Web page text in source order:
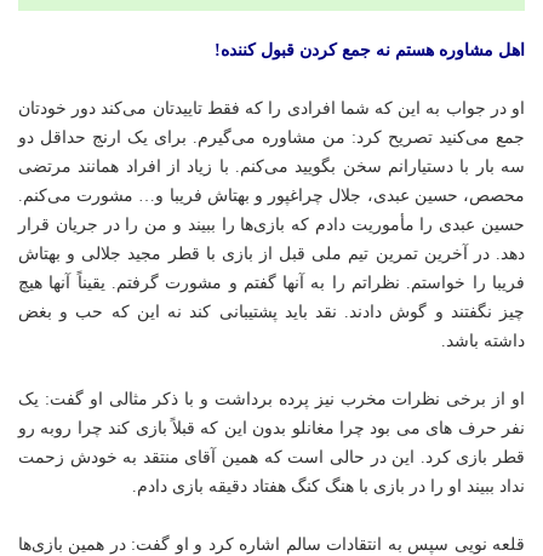
اهل مشاوره هستم نه جمع کردن قبول کننده!
او در جواب به این که شما افرادی را که فقطتاییدتان می‌کند دور خودتان
جمع می‌کنید تصریح کرد: من مشاوره می‌گیرم. برای یک ارنج حداقل دو
سه بار با دستیارانم سخن بگویید می‌کنم. با زیاد از افراد همانند مرتضی
محصص، حسین عبدی، جلال چراغپور و بهتاش فریبا و… مشورت می‌کنم.
حسین عبدی را مأموریت دادم که بازی‌ها را ببیند و من را در جریان قرار
دهد. در آخرین تمرین تیم ملی قبل از بازی با قطر مجید جلالی و بهتاش
فریبا را خواستم. نظراتم را به آنها گفتم و مشورت گرفتم. یقیناً آنها هیچ
چیز نگفتند و گوش دادند. نقد باید پشتیبانی کند نه این که حب و بغض
داشته باشد.
او از برخی نظرات مخرب نیز پرده برداشت و با ذکر مثالی او گفت: یک
نفر حرف های می بود چرا مغانلو بدون این که قبلاً بازی کند چرا روبه رو
قطر بازی کرد. این در حالی است که همین آقای منتقد به خودش زحمت
نداد ببیند او را در بازی با هنگ کنگ هفتاد دقیقه بازی دادم.
قلعه نویی سپس به انتقادات سالم اشاره کرد و او گفت: در همین بازی‌ها